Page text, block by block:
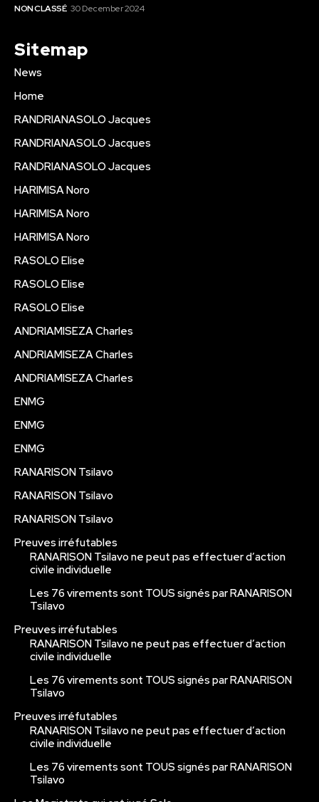
NON CLASSÉ 30 December 2024
Sitemap
News
Home
RANDRIANASOLO Jacques
RANDRIANASOLO Jacques
RANDRIANASOLO Jacques
HARIMISA Noro
HARIMISA Noro
HARIMISA Noro
RASOLO Elise
RASOLO Elise
RASOLO Elise
ANDRIAMISEZA Charles
ANDRIAMISEZA Charles
ANDRIAMISEZA Charles
ENMG
ENMG
ENMG
RANARISON Tsilavo
RANARISON Tsilavo
RANARISON Tsilavo
Preuves irréfutables
RANARISON Tsilavo ne peut pas effectuer d’action
civile individuelle
Les 76 virements sont TOUS signés par RANARISON
Tsilavo
Preuves irréfutables
RANARISON Tsilavo ne peut pas effectuer d’action
civile individuelle
Les 76 virements sont TOUS signés par RANARISON
Tsilavo
Preuves irréfutables
RANARISON Tsilavo ne peut pas effectuer d’action
civile individuelle
Les 76 virements sont TOUS signés par RANARISON
Tsilavo